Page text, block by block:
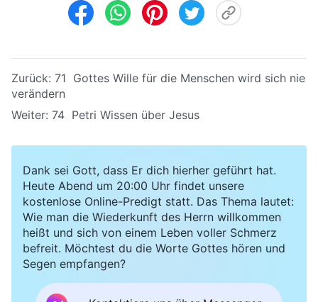
Zurück: 71 Gottes Wille für die Menschen wird sich nie
verändern
Weiter: 74 Petri Wissen über Jesus
Dank sei Gott, dass Er dich hierher geführt hat.
Heute Abend um 20:00 Uhr findet unsere
kostenlose Online-Predigt statt. Das Thema lautet:
Wie man die Wiederkunft des Herrn willkommen
heißt und sich von einem Leben voller Schmerz
befreit. Möchtest du die Worte Gottes hören und
Segen empfangen?